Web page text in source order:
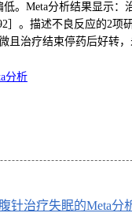
。Meta分析结果显示
］。描述不良反应的2
且治疗结束停药后好转
分析
腹针治疗失眠的Meta分